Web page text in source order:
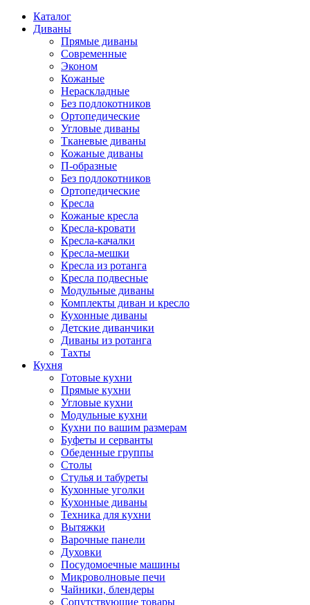
Каталог
Диваны
Прямые диваны
Современные
Эконом
Кожаные
Нераскладные
Без подлокотников
Ортопедические
Угловые диваны
Тканевые диваны
Кожаные диваны
П-образные
Без подлокотников
Ортопедические
Кресла
Кожаные кресла
Кресла-кровати
Кресла-качалки
Кресла-мешки
Кресла из ротанга
Кресла подвесные
Модульные диваны
Комплекты диван и кресло
Кухонные диваны
Детские диванчики
Диваны из ротанга
Тахты
Кухня
Готовые кухни
Прямые кухни
Угловые кухни
Модульные кухни
Кухни по вашим размерам
Буфеты и серванты
Обеденные группы
Столы
Стулья и табуреты
Кухонные уголки
Кухонные диваны
Техника для кухни
Вытяжки
Варочные панели
Духовки
Посудомоечные машины
Микроволновые печи
Чайники, блендеры
Сопутствующие товары